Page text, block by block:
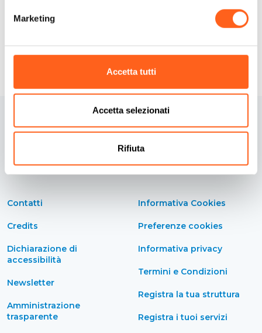
Marketing
Accetta tutti
Accetta selezionati
Rifiuta
04.21.21, 24h su 24, 7 giorni su 7
Richiedi informazioni
Contatti
Credits
Dichiarazione di
accessibilità
Newsletter
Amministrazione
trasparente
Informativa Cookies
Preferenze cookies
Informativa privacy
Termini e Condizioni
Registra la tua struttura
Registra i tuoi servizi